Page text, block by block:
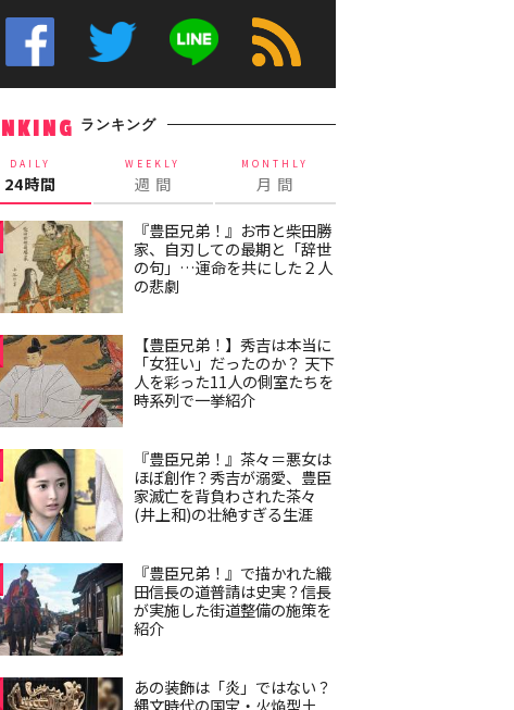
ランキング
DAILY
24時間
WEEKLY
週 間
MONTHLY
月 間
『豊臣兄弟！』お市と柴田勝
家、自刃しての最期と「辞世
の句」…運命を共にした２人
の悲劇
【豊臣兄弟！】秀吉は本当に
「女狂い」だったのか？ 天下
人を彩った11人の側室たちを
時系列で一挙紹介
『豊臣兄弟！』茶々＝悪女は
ほぼ創作？秀吉が溺愛、豊臣
家滅亡を背負わされた茶々
(井上和)の壮絶すぎる生涯
『豊臣兄弟！』で描かれた織
田信長の道普請は史実？信長
が実施した街道整備の施策を
紹介
あの装飾は「炎」ではない？
縄文時代の国宝・火焔型土